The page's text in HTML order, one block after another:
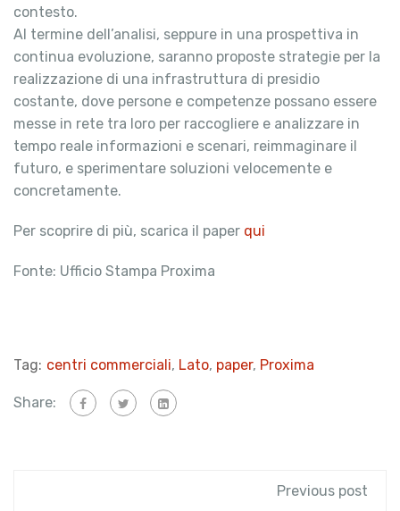
contesto.
Al termine dell’analisi, seppure in una prospettiva in
continua evoluzione, saranno proposte strategie per la
realizzazione di una infrastruttura di presidio
costante, dove persone e competenze possano essere
messe in rete tra loro per raccogliere e analizzare in
tempo reale informazioni e scenari, reimmaginare il
futuro, e sperimentare soluzioni velocemente e
concretamente.
Per scoprire di più, scarica il paper qui
Fonte: Ufficio Stampa Proxima
Tag: centri commerciali, Lato, paper, Proxima
Share:
Previous post